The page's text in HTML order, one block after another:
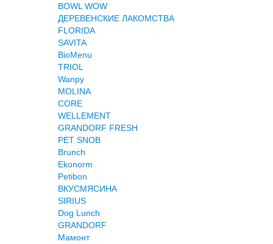
BOWL WOW
ДЕРЕВЕНСКИЕ ЛАКОМСТВА
FLORIDA
SAVITA
BioMenu
TRIOL
Wanpy
MOLINA
CORE
WELLEMENT
GRANDORF FRESH
PET SNOB
Brunch
Ekonorm
Petibon
ВКУСМЯСИНА
SIRIUS
Dog Lunch
GRANDORF
Мамонт